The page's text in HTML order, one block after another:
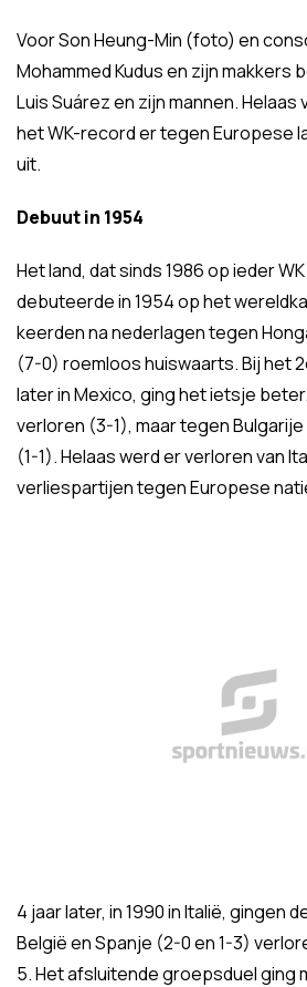
Voor Son Heung-Min (foto) en
Mohammed Kudus en zijn makkers
Luis Suárez en zijn mannen.
het WK-record er tegen Europese
uit.
Debuut in 1954
Het land, dat sinds 1986 op ieder
debuteerde in 1954 op het
keerden na nederlagen tegen
(7-0) roemloos huiswaarts. Bij het
later in Mexico, ging het ietsje
verloren (3-1), maar tegen
(1-1). Helaas werd er verloren van
verliespartijen tegen Europese
4 jaar later, in 1990 in Italië, gingen
België en Spanje (2-0 en 1-3)
5. Het afsluitende groepsduel ging